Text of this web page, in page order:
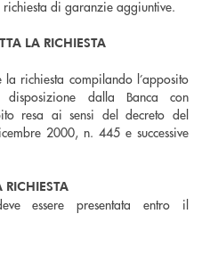
di garanzie aggiuntive.
LA RICHIESTA
richiesta compilando l’apposito
dalla Banca con
resa ai sensi del decreto del
2000, n. 445 e successive
essere presentata entro il